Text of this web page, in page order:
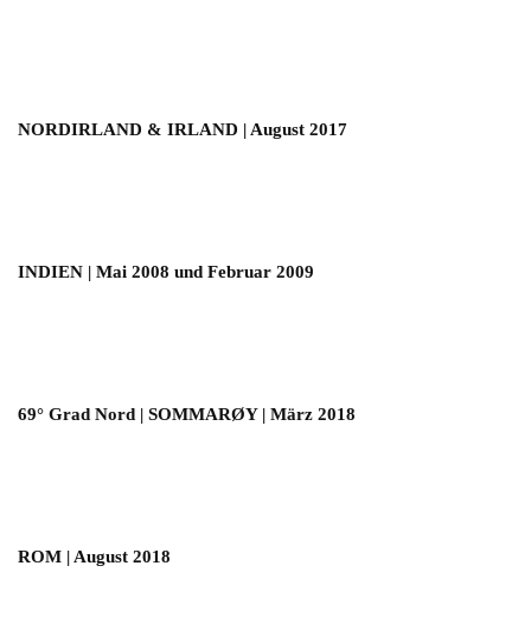
NORDIRLAND & IRLAND | August 2017
INDIEN | Mai 2008 und Februar 2009
69° Grad Nord | SOMMARØY | März 2018
ROM | August 2018